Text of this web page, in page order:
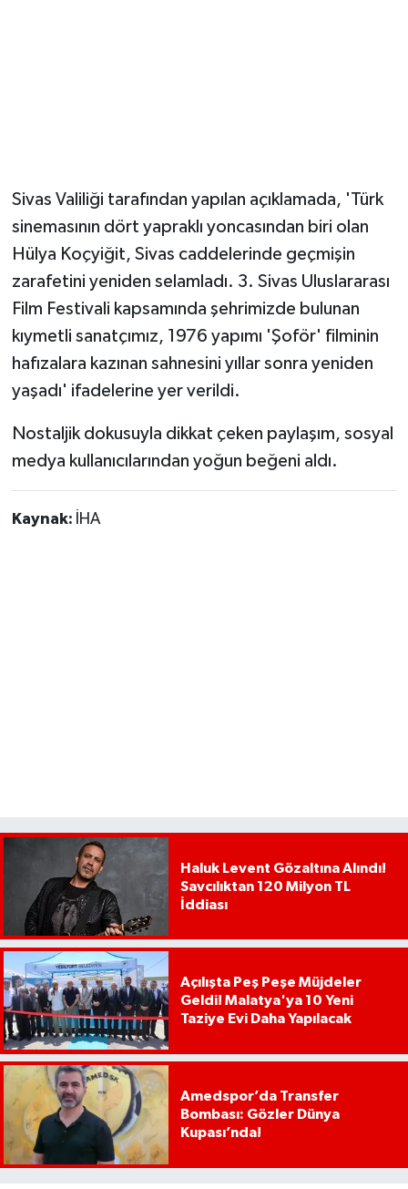
Sivas Valiliği tarafından yapılan açıklamada, 'Türk
sinemasının dört yapraklı yoncasından biri olan
Hülya Koçyiğit, Sivas caddelerinde geçmişin
zarafetini yeniden selamladı. 3. Sivas Uluslararası
Film Festivali kapsamında şehrimizde bulunan
kıymetli sanatçımız, 1976 yapımı 'Şoför' filminin
hafızalara kazınan sahnesini yıllar sonra yeniden
yaşadı' ifadelerine yer verildi.
Nostaljik dokusuyla dikkat çeken paylaşım, sosyal
medya kullanıcılarından yoğun beğeni aldı.
Kaynak: İHA
Haluk Levent Gözaltına Alındı!
Savcılıktan 120 Milyon TL
İddiası
Açılışta Peş Peşe Müjdeler
Geldi! Malatya'ya 10 Yeni
Taziye Evi Daha Yapılacak
Amedspor’da Transfer
Bombası: Gözler Dünya
Kupası’nda!